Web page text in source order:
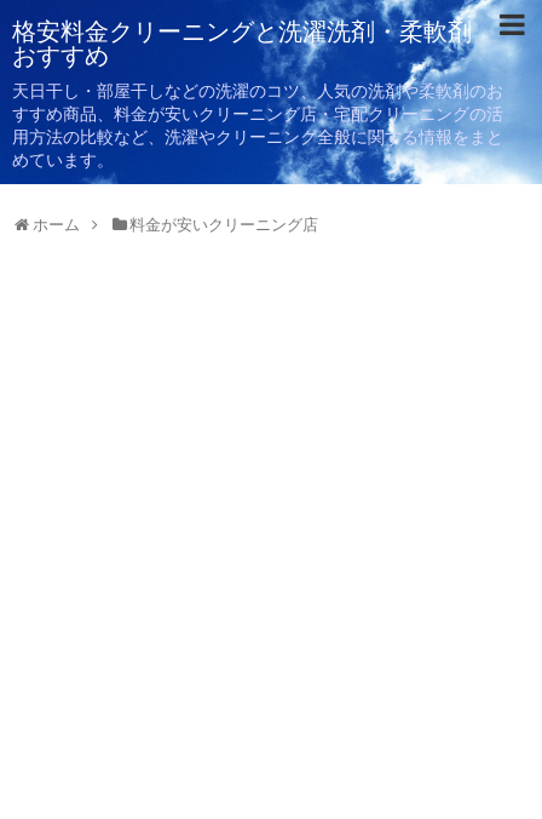
格安料金クリーニングと洗濯洗剤・柔軟剤
おすすめ
天日干し・部屋干しなどの洗濯のコツ、人気の洗剤や柔軟剤のお
すすめ商品、料金が安いクリーニング店・宅配クリーニングの活
用方法の比較など、洗濯やクリーニング全般に関する情報をまと
めています。
ホーム 料金が安いクリーニング店